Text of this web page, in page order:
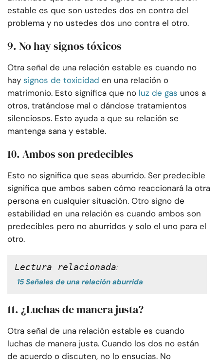
estable es que son ustedes dos en contra del
problema y no ustedes dos uno contra el otro.
9. No hay signos tóxicos
Otra señal de una relación estable es cuando no
hay signos de toxicidad en una relación o
matrimonio. Esto significa que no luz de gas unos a
otros, tratándose mal o dándose tratamientos
silenciosos. Esto ayuda a que su relación se
mantenga sana y estable.
10. Ambos son predecibles
Esto no significa que seas aburrido. Ser predecible
significa que ambos saben cómo reaccionará la otra
persona en cualquier situación. Otro signo de
estabilidad en una relación es cuando ambos son
predecibles pero no aburridos y solo el uno para el
otro.
Lectura relacionada:
15 Señales de una relación aburrida
11. ¿Luchas de manera justa?
Otra señal de una relación estable es cuando
luchas de manera justa. Cuando los dos no están
de acuerdo o discuten, no lo ensucias. No